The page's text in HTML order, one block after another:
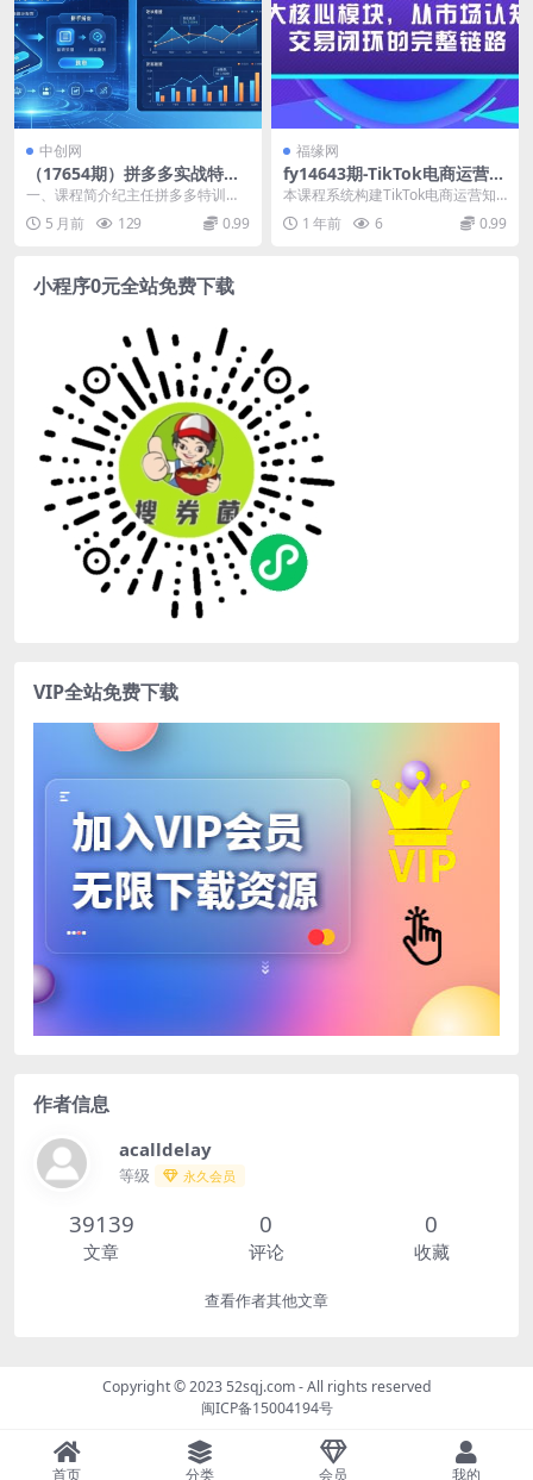
中创网
（17654期）拼多多实战特训
营(更新3月)：不管是新手入门
或老商家冲量，都有实操方
法，跟着学，少走弯路
一、课程简介纪主任拼多多特训营
（2026 年 3 月更新），从 2023 持
续更...5 月前 129 0.99
福缘网
fy14643期-TikTok电商运营知
识体系：四大核心模块，从市
场认知到交易闭环的完整链路
本课程系统构建TikTok电商运营知
识体系，包含四大核心模块：1)行
业分析模块解...
1 年前 6 0.99
小程序0元全站免费下载
VIP全站免费下载
作者信息
acalldelay
等级 永久会员
39139
文章
0
评论
0
收藏
查看作者其他文章
Copyright © 2023 52sqj.com- All rights reserved
闽ICP备15004194号
首页 分类 会员 我的